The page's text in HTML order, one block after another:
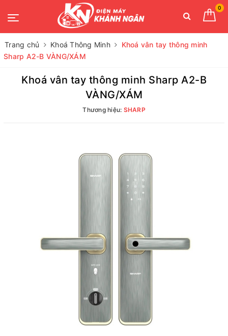
0
Trang chủ Khoá Thông Minh
Khoá vân tay thông minh
Sharp A2-B VÀNG/XÁM
Khoá vân tay thông minh Sharp A2-B
VÀNG/XÁM
Thương hiệu: SHARP